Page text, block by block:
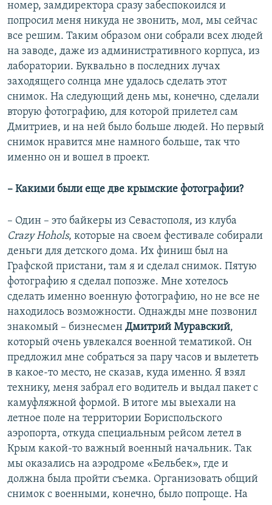
номер, замдиректора сразу забеспокоился и
попросил меня никуда не звонить, мол, мы сейчас
все решим. Таким образом они собрали всех людей
на заводе, даже из административного корпуса, из
лаборатории. Буквально в последних лучах
заходящего солнца мне удалось сделать этот
снимок. На следующий день мы, конечно, сделали
вторую фотографию, для которой прилетел сам
Дмитриев, и на ней было больше людей. Но первый
снимок нравится мне намного больше, так что
именно он и вошел в проект.
– Какими были еще две крымские фотографии?
– Один – это байкеры из Севастополя, из клуба
Crazy Hohols, которые на своем фестивале собирали
деньги для детского дома. Их финиш был на
Графской пристани, там я и сделал снимок. Пятую
фотографию я сделал попозже. Мне хотелось
сделать именно военную фотографию, но не все не
находилось возможности. Однажды мне позвонил
знакомый – бизнесмен Дмитрий Муравский,
который очень увлекался военной тематикой. Он
предложил мне собраться за пару часов и вылететь
в какое-то место, не сказав, куда именно. Я взял
технику, меня забрал его водитель и выдал пакет с
камуфляжной формой. В итоге мы выехали на
летное поле на территории Бориспольского
аэропорта, откуда специальным рейсом летел в
Крым какой-то важный военный начальник. Так
мы оказались на аэродроме «Бельбек», где и
должна была пройти съемка. Организовать общий
снимок с военными, конечно, было попроще. На